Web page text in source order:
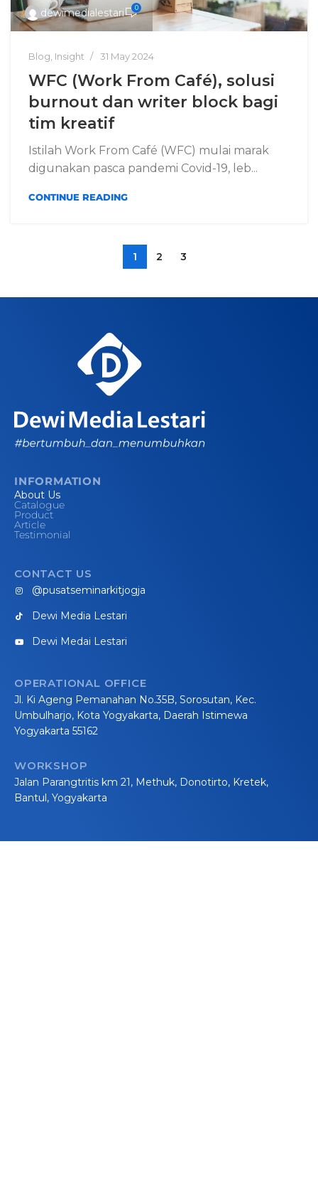
dewimedialestari 0
Blog, Insight 31 May 2024
WFC (Work From Café), solusi
burnout dan writer block bagi
tim kreatif
Istilah Work From Café (WFC) mulai marak
digunakan pasca pandemi Covid-19, leb...
CONTINUE READING
1 2 3
INFORMATION
About Us
Catalogue
Product
Article
Testimonial
CONTACT US
@pusatseminarkitjogja
Dewi Media Lestari
Dewi Medai Lestari
OPERATIONAL OFFICE
Jl. Ki Ageng Pemanahan No.35B, Sorosutan, Kec.
Umbulharjo, Kota Yogyakarta, Daerah Istimewa
Yogyakarta 55162
WORKSHOP
Jalan Parangtritis km 21, Methuk, Donotirto, Kretek,
Bantul, Yogyakarta